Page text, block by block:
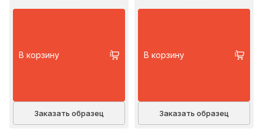
В корзину
Заказать образец
В корзину
Заказать образец